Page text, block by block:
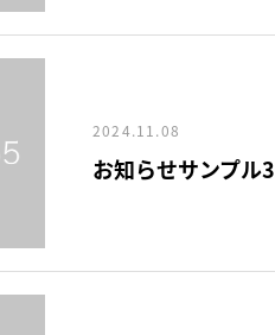
2024.11.08
お知らせサンプル3